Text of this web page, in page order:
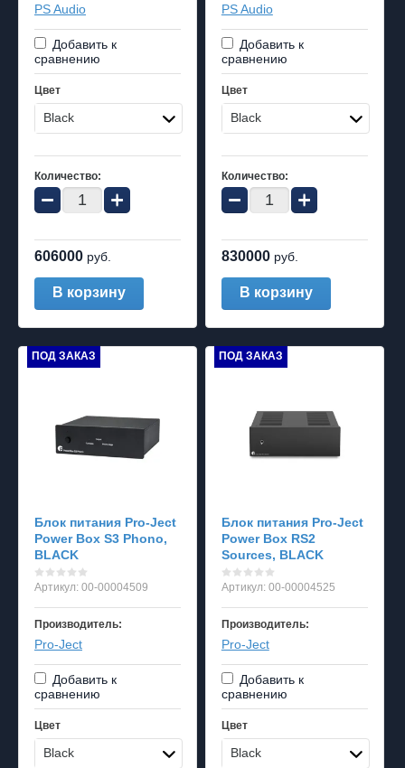
PS Audio
Добавить к
сравнению
Цвет
Black
Количество:
− +
606000 руб.
В корзину
PS Audio
Добавить к
сравнению
Цвет
Black
Количество:
− +
830000 руб.
В корзину
ПОД ЗАКАЗ
Блок питания Pro-Ject
Power Box S3 Phono,
BLACK
Артикул: 00-00004509
Производитель:
Pro-Ject
Добавить к
сравнению
Цвет
Black
ПОД ЗАКАЗ
Блок питания Pro-Ject
Power Box RS2
Sources, BLACK
Артикул:00-00004525
Производитель:
Pro-Ject
Добавить к
сравнению
Цвет
Black